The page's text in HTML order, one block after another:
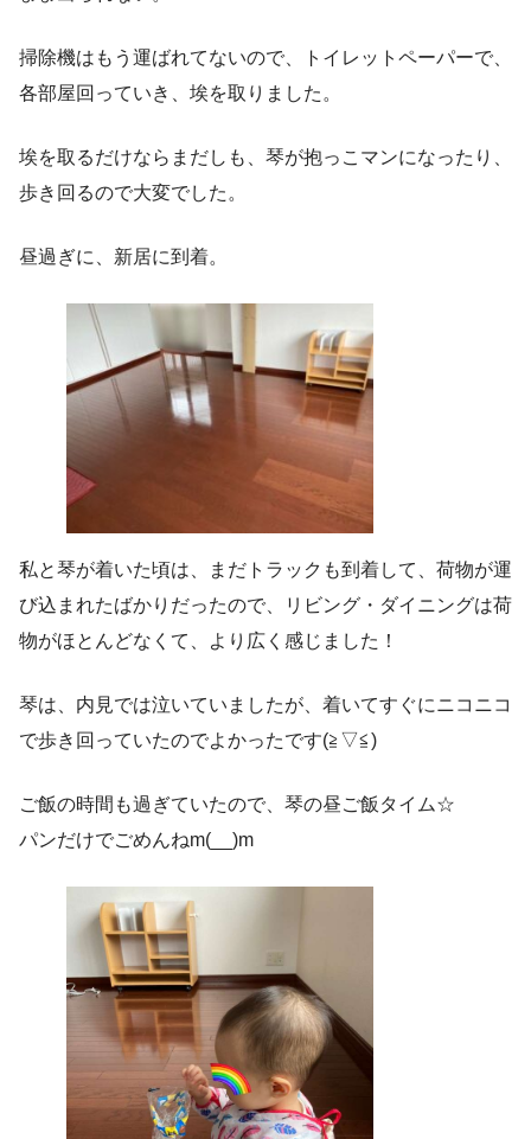
掃除機はもう運ばれてないので、トイレットペーパーで、
各部屋回っていき、埃を取りました。
埃を取るだけならまだしも、琴が抱っこマンになったり、
歩き回るので大変でした。
昼過ぎに、新居に到着。
私と琴が着いた頃は、まだトラックも到着して、荷物が運
び込まれたばかりだったので、リビング・ダイニングは荷
物がほとんどなくて、より広く感じました！
琴は、内見では泣いていましたが、着いてすぐにニコニコ
で歩き回っていたのでよかったです(≧▽≦)
ご飯の時間も過ぎていたので、琴の昼ご飯タイム☆
パンだけでごめんねm(__)m